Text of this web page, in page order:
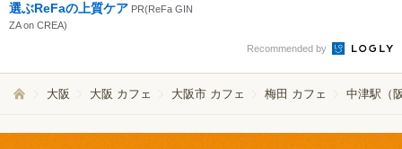
選ぶReFaの上質ケア PR(ReFa GIN
ZA on CREA)
Recommended by
大阪 大阪 カフェ 大阪市 カフェ 梅田 カフェ 中津駅（